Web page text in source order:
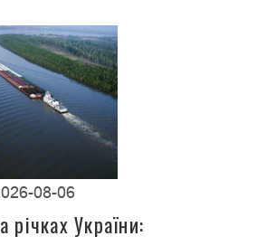
08-06
України: